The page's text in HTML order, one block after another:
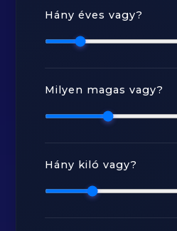
Hány éves vagy?
Milyen magas vagy?
Hány kiló vagy?